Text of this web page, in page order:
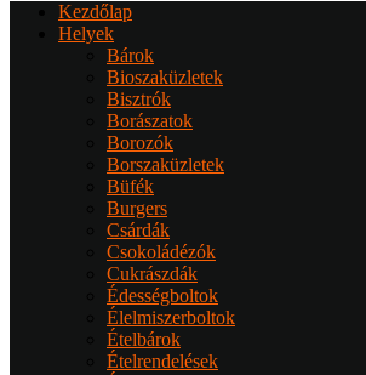
Kezdőlap
Helyek
Bárok
Bioszaküzletek
Bisztrók
Borászatok
Borozók
Borszaküzletek
Büfék
Burgers
Csárdák
Csokoládézók
Cukrászdák
Édességboltok
Élelmiszerboltok
Ételbárok
Ételrendelések